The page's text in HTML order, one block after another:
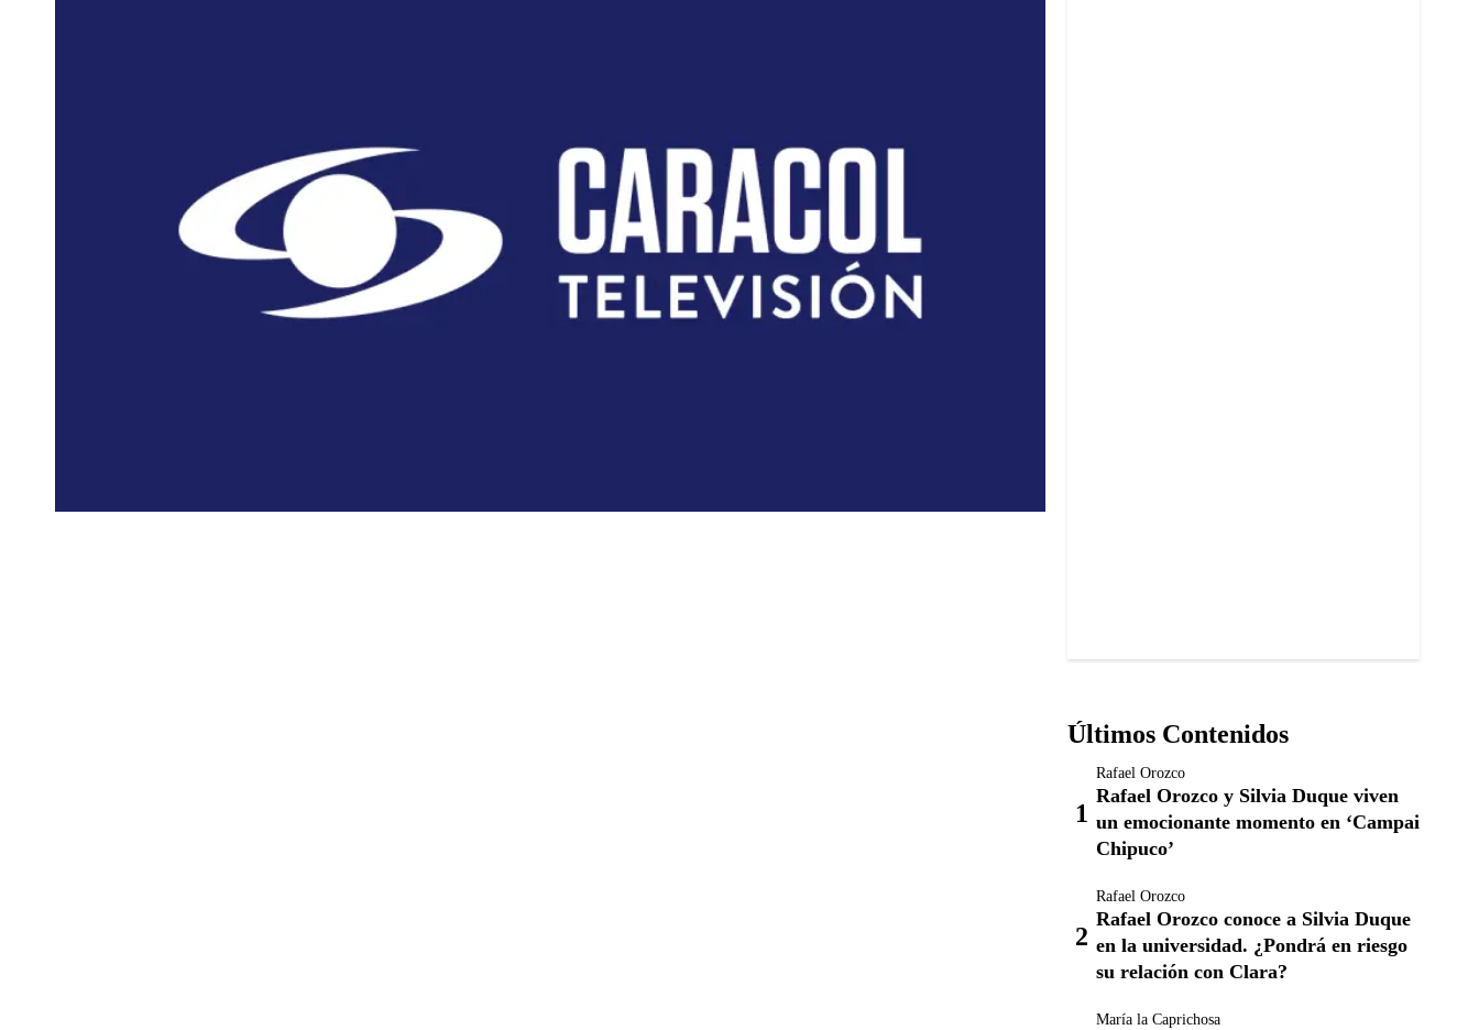
Últimos Contenidos
Rafael Orozco
Rafael Orozco y Silvia Duque viven
un emocionante momento en ‘Campai
Chipuco’
Rafael Orozco
Rafael Orozco conoce a Silvia Duque
en la universidad. ¿Pondrá en riesgo
su relación con Clara?
María la Caprichosa